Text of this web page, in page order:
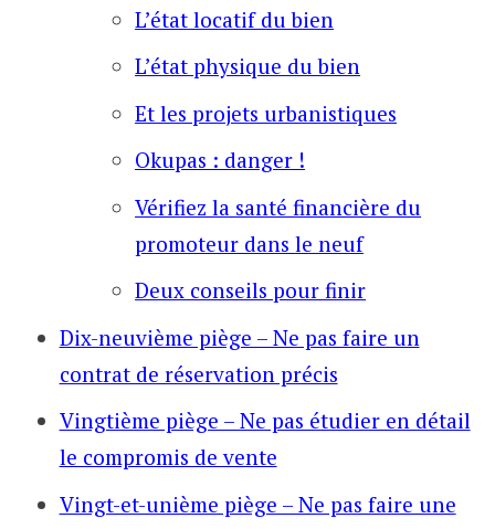
L’état locatif du bien
L’état physique du bien
Et les projets urbanistiques
Okupas : danger !
Vérifiez la santé financière du
promoteur dans le neuf
Deux conseils pour finir
Dix-neuvième piège – Ne pas faire un
contrat de réservation précis
Vingtième piège – Ne pas étudier en détail
le compromis de vente
Vingt-et-unième piège – Ne pas faire une